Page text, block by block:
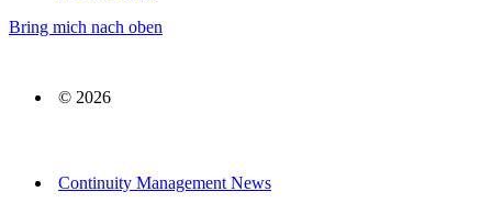
Bring mich nach oben
© 2026
Continuity Management News